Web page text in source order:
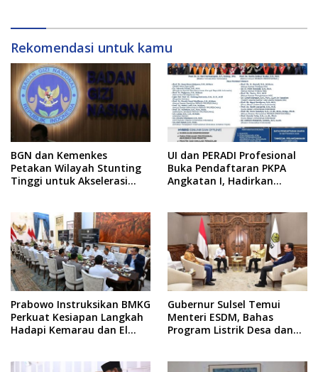
Rekomendasi untuk kamu
BGN dan Kemenkes
Petakan Wilayah Stunting
Tinggi untuk Akselerasi
UI dan PERADI Profesional
Buka Pendaftaran PKPA
Angkatan I, Hadirkan
Prabowo Instruksikan BMKG
Perkuat Kesiapan Langkah
Hadapi Kemarau dan El
Gubernur Sulsel Temui
Menteri ESDM, Bahas
Program Listrik Desa dan